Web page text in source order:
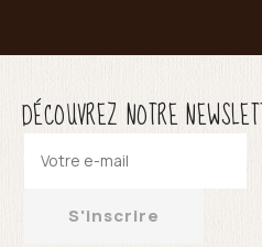
DÉCOUVREZ NOTRE
S'inscrire